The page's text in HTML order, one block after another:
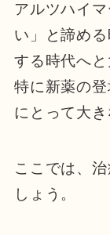
アルツハイ
い」と諦め
する時代へと
特に新薬の
にとって大
ここでは、
しょう。